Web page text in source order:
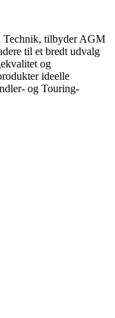
Technik, tilbyder AGM
til et bredt udvalg
og
ideelle
og Touring-